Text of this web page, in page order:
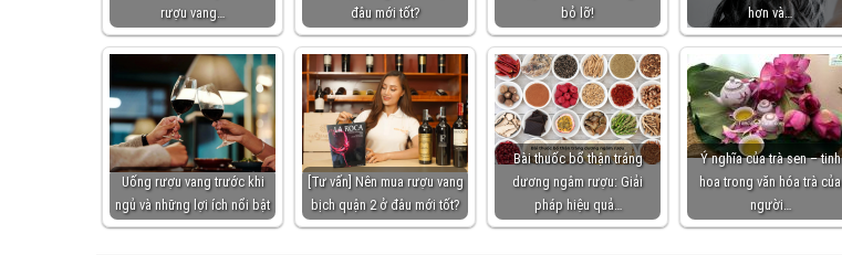
rượu vang…
đâu mới tốt?
bỏ lỡ!
hơn và…
Uống rượu vang trước khi
ngủ và những lợi ích nổi bật
[Tư vấn] Nên mua rượu vang
bịch quận 2 ở đâu mới tốt?
Bài thuốc bổ thận tráng
dương ngâm rượu: Giải
pháp hiệu quả…
Ý nghĩa của trà sen – tinh
hoa trong văn hóa trà của
người…